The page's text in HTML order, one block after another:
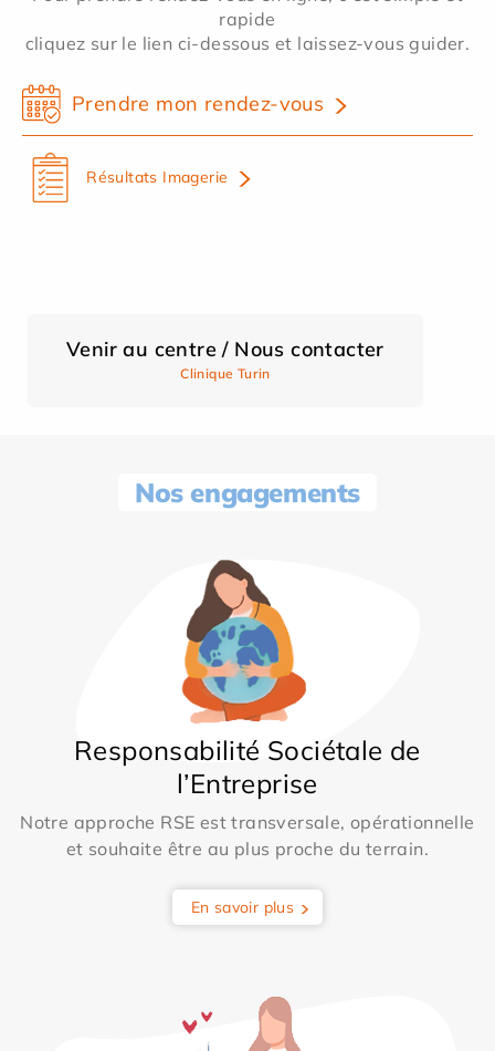
rapide
cliquez sur le lien ci-dessous et laissez-vous guider.
Prendre mon rendez-vous
Résultats Imagerie
Venir au centre / Nous contacter
Clinique Turin
Nos engagements
Responsabilité Sociétale de
l’Entreprise
Notre approche RSE est transversale, opérationnelle
et souhaite être au plus proche du terrain.
En savoir plus